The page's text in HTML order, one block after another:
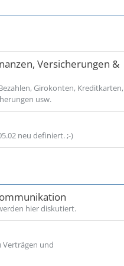
Versicherungen &
Girokonten, Kreditkarten,
usw.
neu definiert. ;-)
hier diskutiert.
Verträgen und